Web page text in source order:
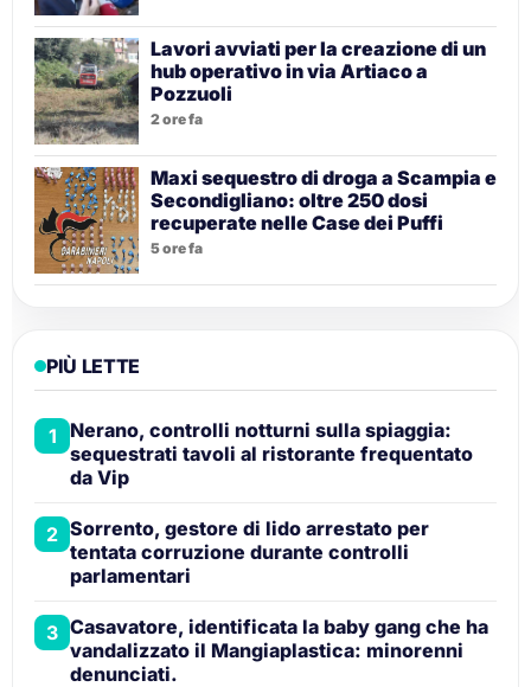
Lavori avviati per la creazione di un
hub operativo in via Artiaco a
Pozzuoli
2 ore fa
Maxi sequestro di droga a Scampia e
Secondigliano: oltre 250 dosi
recuperate nelle Case dei Puffi
5 ore fa
PIÙ LETTE
1
Nerano, controlli notturni sulla spiaggia:
sequestrati tavoli al ristorante frequentato
da Vip
2 Sorrento, gestore di lido arrestato per
tentata corruzione durante controlli
parlamentari
3 Casavatore, identificata la baby gang che ha
vandalizzato il Mangiaplastica: minorenni
denunciati.